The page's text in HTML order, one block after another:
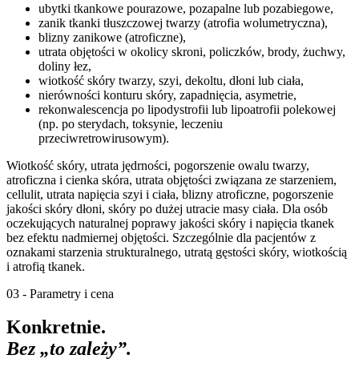
ubytki tkankowe pourazowe, pozapalne lub pozabiegowe,
zanik tkanki tłuszczowej twarzy (atrofia wolumetryczna),
blizny zanikowe (atroficzne),
utrata objętości w okolicy skroni, policzków, brody, żuchwy,
doliny łez,
wiotkość skóry twarzy, szyi, dekoltu, dłoni lub ciała,
nierówności konturu skóry, zapadnięcia, asymetrie,
rekonwalescencja po lipodystrofii lub lipoatrofii polekowej
(np. po sterydach, toksynie, leczeniu
przeciwretrowirusowym).
Wiotkość skóry, utrata jędrności, pogorszenie owalu twarzy,
atroficzna i cienka skóra, utrata objętości związana ze starzeniem,
cellulit, utrata napięcia szyi i ciała, blizny atroficzne, pogorszenie
jakości skóry dłoni, skóry po dużej utracie masy ciała. Dla osób
oczekujących naturalnej poprawy jakości skóry i napięcia tkanek
bez efektu nadmiernej objętości. Szczególnie dla pacjentów z
oznakami starzenia strukturalnego, utratą gęstości skóry, wiotkością
i atrofią tkanek.
03 - Parametry i cena
Konkretnie.
Bez „to zależy”.